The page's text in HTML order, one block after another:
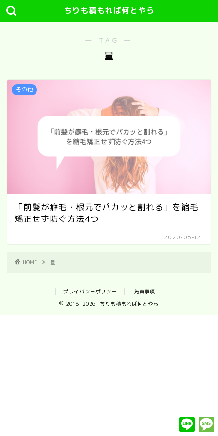
ちりも積もれば何とやら
― TAG ―
量
その他
「前髪が癖毛・根元でパカッと割れる」を縮毛
矯正せず防ぐ方法4つ
2020-05-12
HOME 量
プライバシーポリシー
免責事項
2018–2026 ちりも積もれば何とやら
L